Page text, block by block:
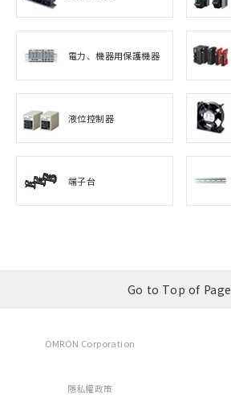
電力、機器用保護機器
液位控制器
端子台
Go to Top of Page
OMRON Corporation
隱私權政策